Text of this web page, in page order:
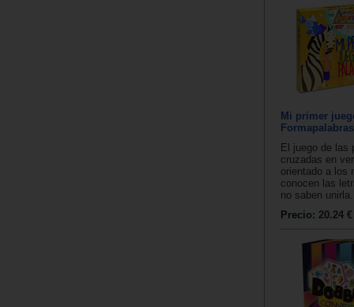
Mi primer
El juego de las
cruzadas en
orientado a los
conocen las
no saben
Precio: 20.24 €